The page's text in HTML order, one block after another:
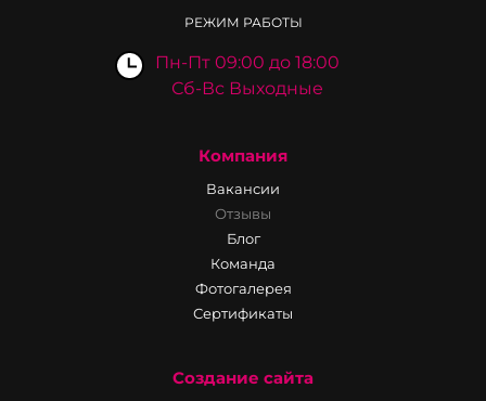
РЕЖИМ РАБОТЫ
Пн-Пт 09:00 до 18:00
Сб-Вс Выходные
Компания
Вакансии
Отзывы
Блог
Команда
Фотогалерея
Сертификаты
Создание сайта